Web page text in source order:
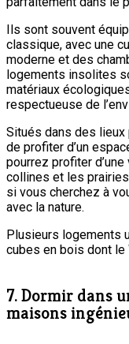
Ils sont souvent
classique, avec une
moderne et des
logements insolites
matériaux
respectueuse de
Situés dans des
de profiter d’un
pourrez profiter
collines et les
si vous cherchez à
avec la nature.
Plusieurs logements
cubes en bois dont le
7. Dormir dans
maisons